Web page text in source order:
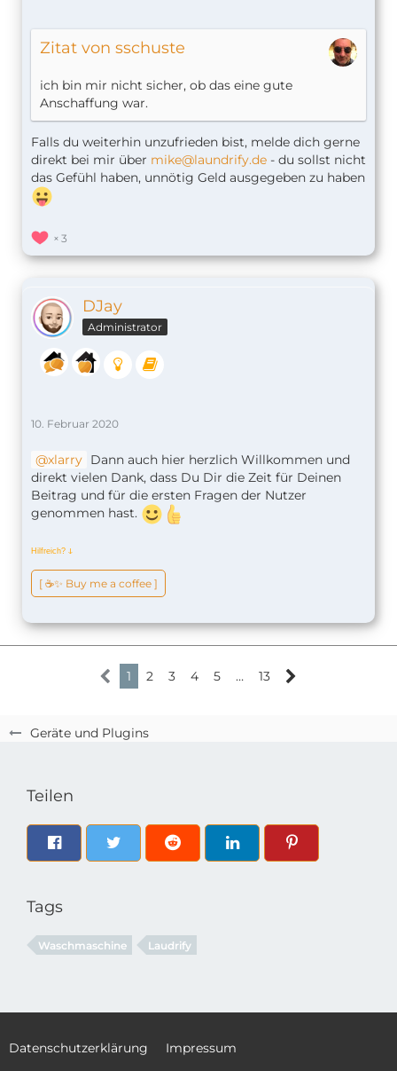
Geräte und Plugins
Zitat von sschuste
ich bin mir nicht sicher, ob das eine gute
Anschaffung war.
Falls du weiterhin unzufrieden bist, melde dich gerne
direkt bei mir über mike@laundrify.de - du sollst nicht
das Gefühl haben, unnötig Geld ausgegeben zu haben
3
DJay
Administrator
10. Februar 2020
xlarry Dann auch hier herzlich Willkommen und
direkt vielen Dank, dass Du Dir die Zeit für Deinen
Beitrag und für die ersten Fragen der Nutzer
genommen hast.
Hilfreich? ↆ
[ ☕️✨ Buy me a coffee ]
1 2 3 4 5 … 13
Teilen
Tags
Waschmaschine Laudrify
Datenschutzerklärung Impressum